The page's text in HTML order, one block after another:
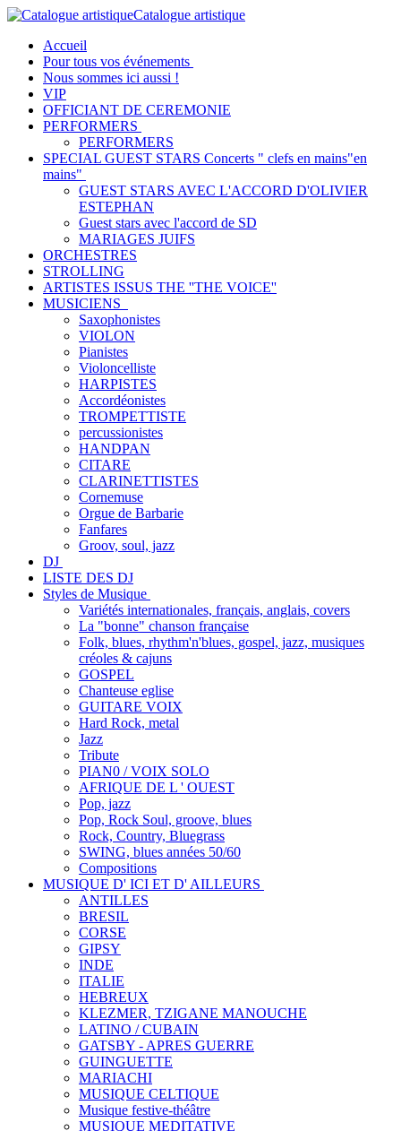
Catalogue artistique
Accueil
Pour tous vos événements
Nous sommes ici aussi !
VIP
OFFICIANT DE CEREMONIE
PERFORMERS
PERFORMERS
SPECIAL GUEST STARS Concerts " clefs en mains"en
mains"
GUEST STARS AVEC L'ACCORD D'OLIVIER
ESTEPHAN
Guest stars avec l'accord de SD
MARIAGES JUIFS
ORCHESTRES
STROLLING
ARTISTES ISSUS THE ''THE VOICE''
MUSICIENS
Saxophonistes
VIOLON
Pianistes
Violoncelliste
HARPISTES
Accordéonistes
TROMPETTISTE
percussionistes
HANDPAN
CITARE
CLARINETTISTES
Cornemuse
Orgue de Barbarie
Fanfares
Groov, soul, jazz
DJ
LISTE DES DJ
Styles de Musique
Variétés internationales, français, anglais, covers
La "bonne" chanson française
Folk, blues, rhythm'n'blues, gospel, jazz, musiques
créoles & cajuns
GOSPEL
Chanteuse eglise
GUITARE VOIX
Hard Rock, metal
Jazz
Tribute
PIAN0 / VOIX SOLO
AFRIQUE DE L ' OUEST
Pop, jazz
Pop, Rock Soul, groove, blues
Rock, Country, Bluegrass
SWING, blues années 50/60
Compositions
MUSIQUE D' ICI ET D' AILLEURS
ANTILLES
BRESIL
CORSE
GIPSY
INDE
ITALIE
HEBREUX
KLEZMER, TZIGANE MANOUCHE
LATINO / CUBAIN
GATSBY - APRES GUERRE
GUINGUETTE
MARIACHI
MUSIQUE CELTIQUE
Musique festive-théâtre
MUSIQUE MEDITATIVE